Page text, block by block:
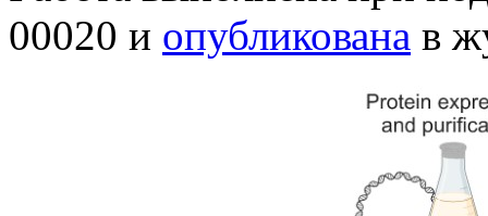
00020 и опубликована в